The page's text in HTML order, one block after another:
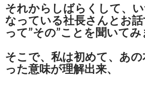
それからしばらくして、
なっている社長さんとお
って”その”ことを聞いてみ
そこで、私は初めて、あ
った意味が理解出来、